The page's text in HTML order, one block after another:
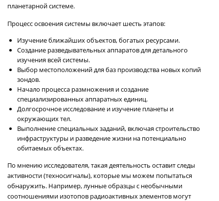
планетарной системе.
Процесс освоения системы включает шесть этапов:
Изучение ближайших объектов, богатых ресурсами.
Создание разведывательных аппаратов для детального
изучения всей системы.
Выбор местоположений для баз производства новых копий
зондов.
Начало процесса размножения и создание
специализированных аппаратных единиц.
Долгосрочное исследование и изучение планеты и
окружающих тел.
Выполнение специальных заданий, включая строительство
инфраструктуры и разведение жизни на потенциально
обитаемых объектах.
По мнению исследователя, такая деятельность оставит следы
активности (техносигналы), которые мы можем попытаться
обнаружить. Например, лунные образцы с необычными
соотношениями изотопов радиоактивных элементов могут